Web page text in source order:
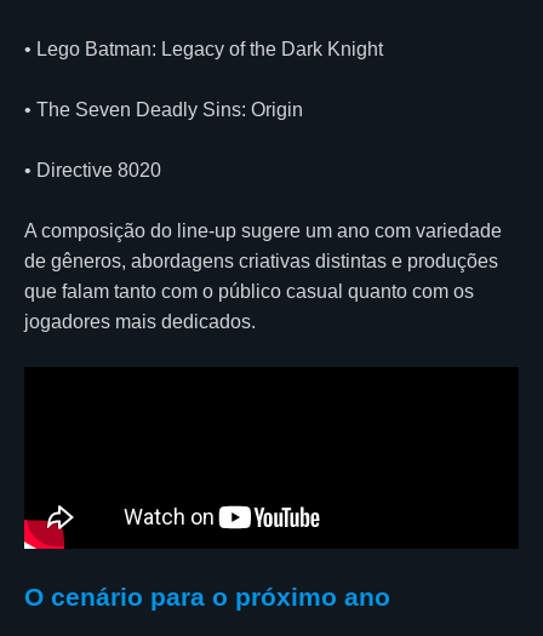
• Lego Batman: Legacy of the Dark Knight
• The Seven Deadly Sins: Origin
• Directive 8020
A composição do line-up sugere um ano com variedade
de gêneros, abordagens criativas distintas e produções
que falam tanto com o público casual quanto com os
jogadores mais dedicados.
O cenário para o próximo ano